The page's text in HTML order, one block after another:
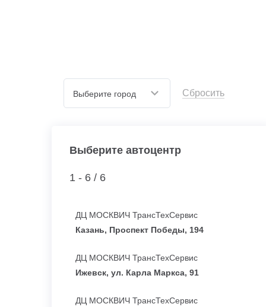
Выберите город Сбросить
Выберите автоцентр
1 - 6 / 6
ДЦ МОСКВИЧ ТрансТехСервис
Казань, Проспект Победы, 194
ДЦ МОСКВИЧ ТрансТехСервис
Ижевск, ул. Карла Маркса, 91
ДЦ МОСКВИЧ ТрансТехСервис